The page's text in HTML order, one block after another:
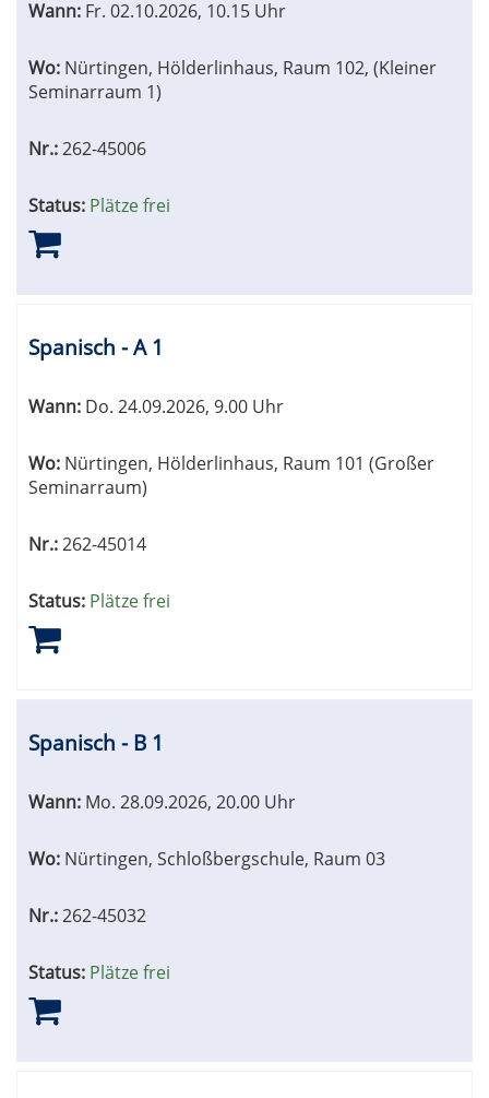
Wann: Fr. 02.10.2026, 10.15 Uhr
Wo: Nürtingen, Hölderlinhaus, Raum 102, (Kleiner
Seminarraum 1)
Nr.:262-45006
Status: Plätze frei
Spanisch - A 1
Wann: Do. 24.09.2026, 9.00 Uhr
Wo: Nürtingen, Hölderlinhaus, Raum 101 (Großer
Seminarraum)
Nr.:262-45014
Status: Plätze frei
Spanisch - B 1
Wann: Mo. 28.09.2026, 20.00 Uhr
Wo: Nürtingen, Schloßbergschule, Raum 03
Nr.:262-45032
Status: Plätze frei